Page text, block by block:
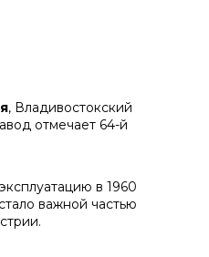
, Владивостокский
отмечает 64-й
в 1960
важной частью